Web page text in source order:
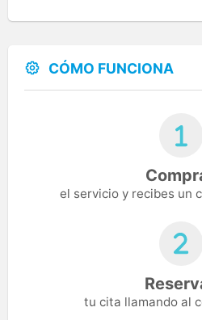
CÓMO FUNCIONA
el servicio y recibes un
tu cita llamando al